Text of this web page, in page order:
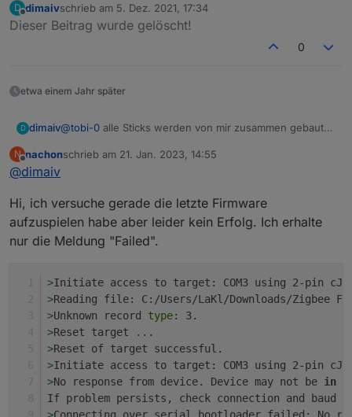
D
Offline
dimaivschrieb am 5. Dez. 2021, 17:34
zuletzt editiert von
Dieser Beitrag wurde gelöscht!
0
etwa einem Jahr später
D dimaiv@tobi-0 alle Sticks werden von mir zusammen gebaut
Nur ein Taster muss gedrückt werden...
N
Offline
nachonschrieb am 21. Jan. 2023, 14:55
zuletzt editiert von
@dimaiv
Hi, ich versuche gerade die letzte Firmware
aufzuspielen habe aber leider kein Erfolg. Ich erhalte
nur die Meldung "Failed".
>Initiate access to target: COM3 using 2-pin
>Reading file: C:/Users/LaKl/Downloads/Zigbee
>Unknown record type: 3.
>Reset target ...
>Reset of target successful.
>Initiate access to target: COM3 using 2-pin
>No response from device. Device may not be in
If problem persists, check connection and baud